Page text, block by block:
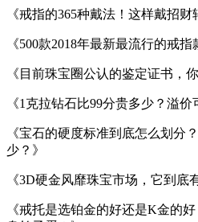
《戒指的365种戴法！这样戴招财
《500款2018年最新最流行的戒指
《目前珠宝圈公认的鉴定证书，
《1克拉钻石比99分贵多少？溢价
《宝石的硬度标准到底怎么划分
少？》
《3D硬金风靡珠宝市场，它到底
《戒托是选铂金的好还是K金的